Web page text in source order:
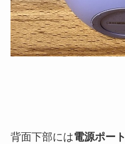
背面下部には電源ポート